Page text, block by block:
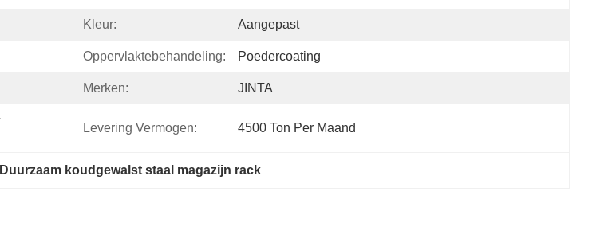
Kleur: Aangepast
Oppervlaktebehandeling: Poedercoating
Merken: JINTA
Levering Vermogen: 4500 Ton Per Maand
Duurzaam koudgewalst staal magazijn rack